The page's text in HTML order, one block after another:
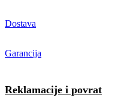
Dostava
Garancija
Reklamacije i povrat